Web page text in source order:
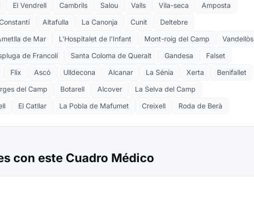
El Vendrell Cambrils Salou Valls Vila-seca
Amposta
Altafulla La Canonja Cunit
Deltebre
de Mar L'Hospitalet de l'Infant Mont-roig del Camp
Vandellòs
de Francolí Santa Coloma de Queralt Gandesa
Falset
Flix Ascó Ulldecona Alcanar La Sénia Xerta
Benifallet
del Camp Botarell Alcover
La Selva del Camp
El Catllar La Pobla de Mafumet Creixell Roda de Berà
con este Cuadro Médico